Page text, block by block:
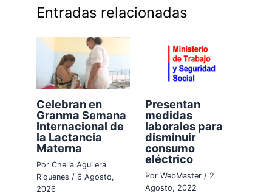
Entradas relacionadas
Celebran en
Granma Semana
Internacional de
la Lactancia
Materna
PorCheila Aguilera
Riquenes /6 Agosto,
2026
Presentan
medidas
laborales para
disminuir
consumo
eléctrico
Por WebMaster / 2
Agosto, 2022